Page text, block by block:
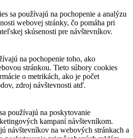
sa používajú na pochopenie a analýzu
webovej stránky, čo pomáha pri
skúsenosti pre návštevníkov.
na pochopenie toho, ako
stránkou. Tieto súbory cookies
o metrikách, ako je počet
zdroj návštevnosti atď.
používajú na poskytovanie
kampaní návštevníkom.
návštevníkov na webových stránkach a